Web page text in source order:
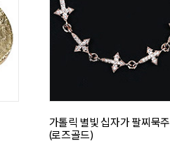
가톨릭 별빛 십자가 팔찌묵주
(로즈골드)